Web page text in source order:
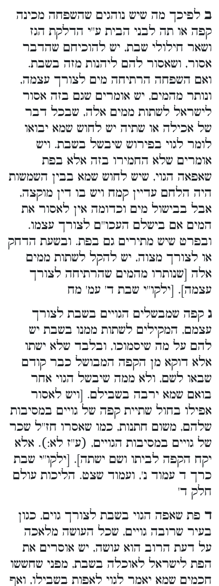
ב לפיכך מה שיש נוהגים שהשפחה מכינה
קפה או תה לבני הבית ע''י הדלקת הגז
ושאר חילולי שבת, יש להוכיחם שהדבר
אסור, ושאסור להם ליהנות מזה בשבת.
ואם השפחה הרתיחה מים לצורך עצמה,
ונותר מהמים, יש אומרים שגם בזה אסור
לישראל לשתות ממים אלה, שבכל דבר
של אכילה או שתיה יש לחוש שמא יבואו
לומר לגוי בפירוש שיבשל בשבת. ויש
אומרים שלא החמירו בזה אלא בפת
שאפאה הגוי, שיש לחוש שמא בבין השמשות
היה הלחם עדיין קמח ויש בו דין מוקצה,
אבל בבישול מים וכדומה אין לאסור את
המים אם בישלם העכו''ם לצורך עצמו.
ובפרט שיש מתירים גם בפת. ובשעת הדחק
או לצורך מצוה, יש להקל לשתות ממים
אלה [שנותרו מהמים שהרתיחה לצורך
עצמה]. [ילקו''י שבת ד' עמ' מח
ג קפה שמבשלים הגויים בשבת לצורך
עצמם, המקילים לשתות ממנו בשבת יש
להם על מה שיסמוכו, ובלבד שלא ישתו
אלא דוקא מן הקפה המבושל כבר קודם
שבאו לשם, ולא ממה שיבשל הגוי אחר
בואם שמא ירבה בשבילם. [ויש לאסור
אפילו בחול שתיית קפה של גויים במסיבות
שלהם, משום חתנות, כמו שאסרו חז''ל שכר
של גויים במסיבות הגויים, (ע''ז לא:). אלא
יקח הקפה לביתו ושם ישתה]. [ילקו''י שבת
כרך ד עמוד נ', ועמוד שצט. הליכות עולם
חלק ד'
ד פת שאפה הגוי בשבת לצורך גוים, כגון
בעיר שרובה גויים, שכל העושה מלאכה
על דעת הרוב הוא עושה, יש אוסרים את
הפת לישראל לאוכלה בשבת, מפני שחששו
חכמים שמא יאמר לגוי לאפות בשבילו, ואף